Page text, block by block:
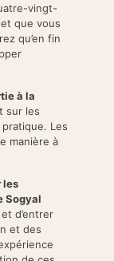
vingt-
que vous
qu’en fin
à la
sur les
Les
manière à
les
Sogyal
d’entrer
et des